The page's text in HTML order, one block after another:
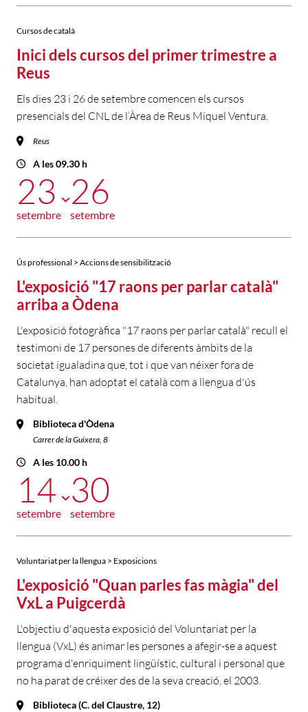
Cursos de català
Inici dels cursos del primer trimestre a
Reus
Els dies 23 i 26 de setembre comencen els cursos
presencials del CNL de l’Àrea de Reus Miquel Ventura.
Reus
A les 09.30 h
23
setembre
26
setembre
Ús professional > Accions de sensibilització
L'exposició "17 raons per parlar català"
arriba a Òdena
L'exposició fotogràfica "17 raons per parlar català" recull el
testimoni de 17 persones de diferents àmbits de la
societat igualadina que, tot i que van néixer fora de
Catalunya, han adoptat el català com a llengua d'ús
habitual.
Biblioteca d'Òdena
Carrer de la Guixera, 8
A les 10.00 h
14
setembre
30
setembre
Voluntariat per la llengua > Exposicions
L'exposició "Quan parles fas màgia" del
VxL a Puigcerdà
L'objectiu d'aquesta exposició del Voluntariat per la
llengua (VxL) és animar les persones a afegir-se a aquest
programa d'enriquiment lingüístic, cultural i personal que
no ha parat de créixer des de la seva creació, el 2003.
Biblioteca (C. del Claustre, 12)